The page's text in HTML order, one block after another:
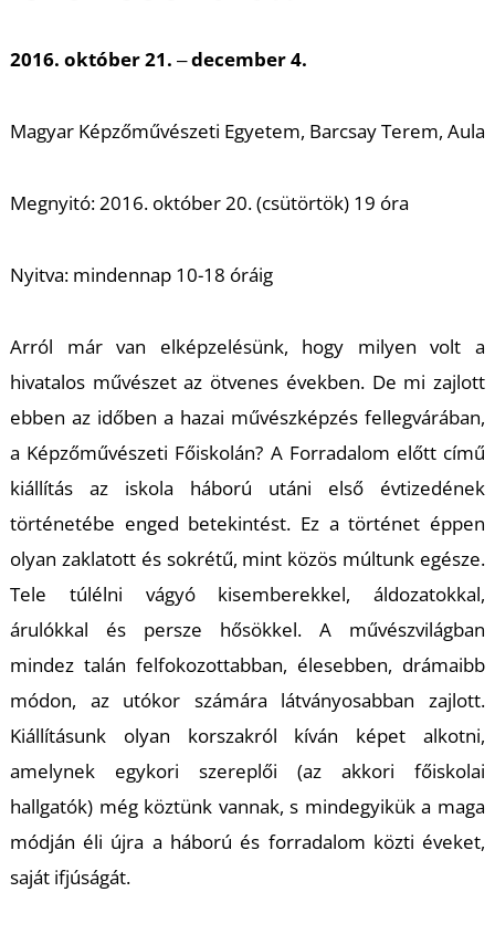
2016. október 21. ‒ december 4.
Magyar Képzőművészeti Egyetem, Barcsay Terem, Aula
Megnyitó: 2016. október 20. (csütörtök) 19 óra
Nyitva: mindennap 10-18 óráig
Arról már van elképzelésünk, hogy milyen volt a
hivatalos művészet az ötvenes években. De mi zajlott
ebben az időben a hazai művészképzés fellegvárában,
a Képzőművészeti Főiskolán? A Forradalom előttcímű
kiállítás az iskola háború utáni első évtizedének
történetébe enged betekintést. Ez a történet éppen
olyan zaklatott és sokrétű, mint közös múltunk egésze.
Tele túlélni vágyó kisemberekkel, áldozatokkal,
árulókkal és persze hősökkel. A művészvilágban
mindez talán felfokozottabban, élesebben, drámaibb
módon, az utókor számára látványosabban zajlott.
Kiállításunk olyan korszakról kíván képet alkotni,
amelynek egykori szereplői (az akkori főiskolai
hallgatók) még köztünk vannak, s mindegyikük a maga
módján éli újra a háború és forradalom közti éveket,
saját ifjúságát.